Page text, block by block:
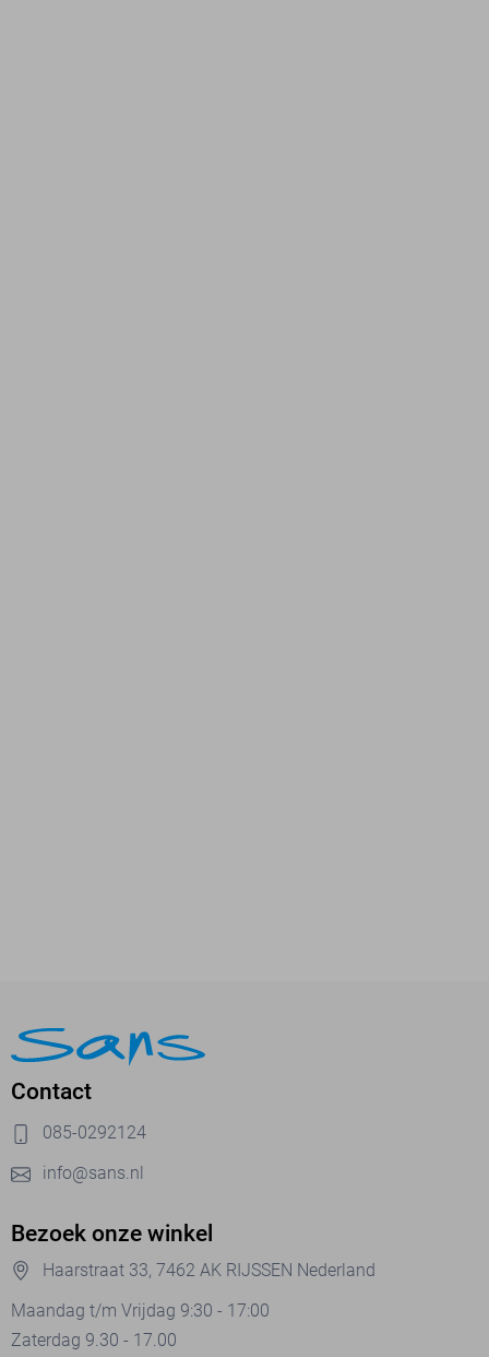
Contact
085-0292124
info@sans.nl
Bezoek onze winkel
Haarstraat 33, 7462 AK RIJSSEN Nederland
Maandag t/m Vrijdag 9:30 - 17:00
Zaterdag 9.30 - 17.00